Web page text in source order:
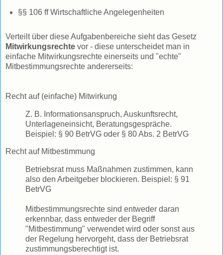
§§ 106 ff Wirtschaftliche Angelegenheiten
Verteilt über diese Aufgabenbereiche sieht das Gesetz
Mitwirkungsrechte vor - diese unterscheidet man in
einfache Mitwirkungsrechte einerseits und "echte"
Mitbestimmungsrechte andererseits:
Recht auf (einfache) Mitwirkung
Z. B. Informationsanspruch, Auskunftsrecht,
Unterlageneinsicht, Beratungsgespräche.
Beispiel: § 90 BetrVG oder § 80 Abs. 2 BetrVG
Recht auf Mitbestimmung
Betriebsrat muss Maßnahmen zustimmen, kann
also den Arbeitgeber blockieren. Beispiel: § 91
BetrVG
Mitbestimmungsrechte sind entweder daran
erkennbar, dass entweder der Begriff
"Mitbestimmung" verwendet wird oder sonst aus
der Regelung hervorgeht, dass der Betriebsrat
zustimmungsberechtigt ist.